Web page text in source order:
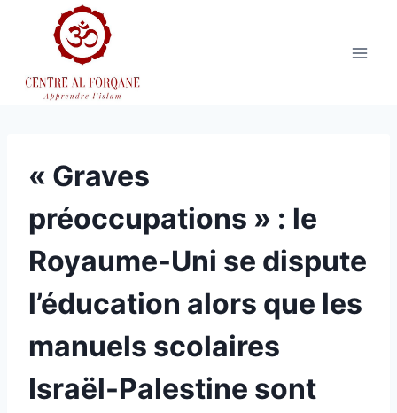
« Graves
préoccupations » : le
Royaume-Uni se dispute
l’éducation alors que les
manuels scolaires
Israël-Palestine sont